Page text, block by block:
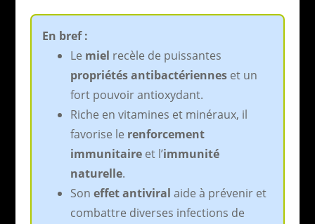
En bref :
Le miel recèle de puissantes
propriétés antibactérienneset un
fort pouvoir antioxydant.
Riche en vitamines et minéraux, il
favorise le renforcement
immunitaireet l’immunité
naturelle.
Son effet antiviral aide à prévenir et
combattre diverses infections de